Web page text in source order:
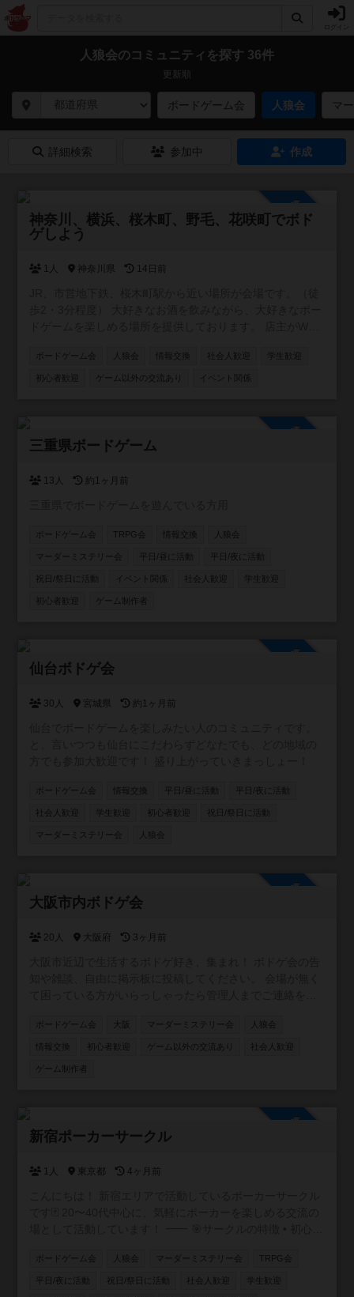
人狼会のコミュニティを探す 36件
更新順
ボードゲーム会 人狼会 マ
詳細検索 参加中 作成
参加自由
神奈川、横浜、桜木町、野毛、花咲町でボド
ゲしよう
1人 神奈川県 14日前
てスペースを貸し出す事はできます。要するに、店主不在
の時は、お酒や食事の提供、ボードゲームのルール説明が
した。 店内には約２００種類のボドゲ、いくつかの人狼
系、クトゥルフ神話TRPGのルールブックがございます。
土日祝のカテゴリに分けて参加を募っていきます。 これか
ニティに参加いただき、開催の連絡ができる人数を増やさ
せてください。そして、ご要望に応えられるような大会運
営を致します。
ボードゲーム会 人狼会 情報交換 社会人歓迎 学生歓迎
初心者歓迎 ゲーム以外の交流あり イベント関係
三重県ボードゲーム
13人 約1ヶ月前
ボードゲーム会 TRPG会 情報交換 人狼会
マーダーミステリー会 平日/昼に活動 平日/夜に活動
祝日/祭日に活動 イベント関係 社会人歓迎 学生歓迎
初心者歓迎 ゲーム制作者
仙台ボドゲ会
30人 宮城県 約1ヶ月前
ボードゲーム会 情報交換 平日/昼に活動 平日/夜に活動
社会人歓迎 学生歓迎 初心者歓迎 祝日/祭日に活動
マーダーミステリー会 人狼会
大阪市内ボドゲ会
20人 大阪府 3ヶ月前
ボードゲーム会 大阪 マーダーミステリー会 人狼会
情報交換 初心者歓迎 ゲーム以外の交流あり 社会人歓迎
ゲーム制作者
新宿ポーカーサークル
1人 東京都 4ヶ月前
らテーブルマナーまで丁寧にサポートします✨ アプリで
しかやったことない方も多く来られます • 成績を自社開発
ボードゲーム会 人狼会 マーダーミステリー会 TRPG会
平日/夜に活動 祝日/祭日に活動 社会人歓迎 学生歓迎